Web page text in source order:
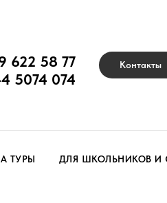
622 58 77
5074 074
Контакты
ТУРЫ
ДЛЯ ШКОЛЬНИКОВ И